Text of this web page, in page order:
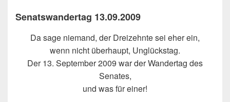
Senatswandertag 13.09.2009
Da sage niemand, der Dreizehnte sei eher ein,
wenn nicht überhaupt, Unglückstag.
Der 13. September 2009 war der Wandertag des
Senates,
und was für einer!